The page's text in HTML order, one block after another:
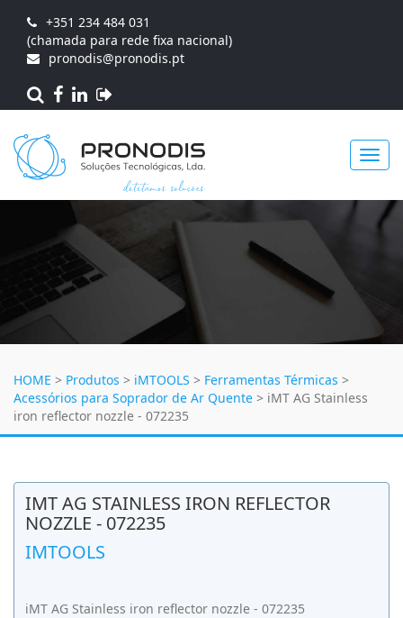
+351 234 484 031
(chamada para rede fixa nacional)
pronodis@pronodis.pt
HOME > Produtos > iMTOOLS > Ferramentas Térmicas >
Acessórios para Soprador de Ar Quente > iMT AG Stainless
iron reflector nozzle - 072235
IMT AG STAINLESS IRON REFLECTOR
NOZZLE - 072235
IMTOOLS
iMT AG Stainless iron reflector nozzle - 072235